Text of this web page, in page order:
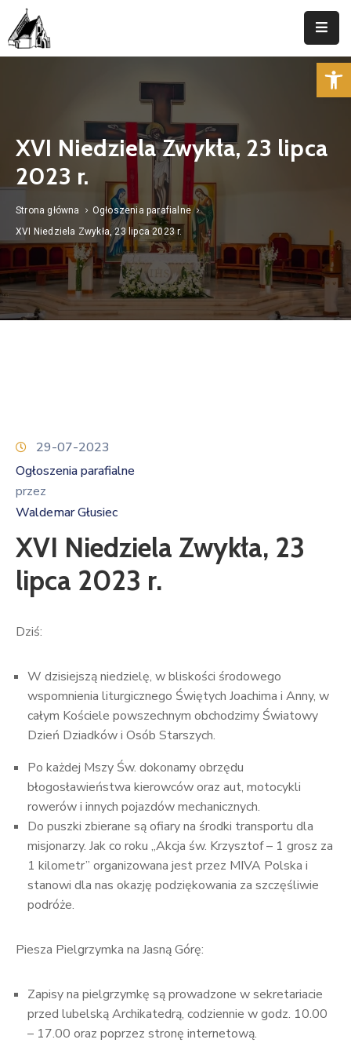
Duszpasterstwo
Cmentarz
Kancelaria
Kontakt
XVI Niedziela Zwykła, 23 lipca
2023 r.
Strona główna
Ogłoszenia parafialne
XVI Niedziela Zwykła, 23 lipca 2023 r.
29-07-2023
Ogłoszenia parafialne
przez
Waldemar Głusiec
XVI Niedziela Zwykła, 23
lipca 2023 r.
Dziś:
W dzisiejszą niedzielę, w bliskości środowego
wspomnienia liturgicznego Świętych Joachima i Anny, w
całym Kościele powszechnym obchodzimy Światowy
Dzień Dziadków i Osób Starszych.
Po każdej Mszy Św. dokonamy obrzędu
błogosławieństwa kierowców oraz aut, motocykli
rowerów i innych pojazdów mechanicznych.
Do puszki zbierane są ofiary na środki transportu dla
misjonarzy. Jak co roku „Akcja św. Krzysztof – 1 grosz za
1 kilometr” organizowana jest przez MIVA Polska i
stanowi dla nas okazję podziękowania za szczęśliwie
podróże.
Piesza Pielgrzymka na Jasną Górę:
Zapisy na pielgrzymkę są prowadzone w sekretariacie
przed lubelską Archikatedrą, codziennie w godz. 10.00
– 17.00 oraz poprzez stronę internetową.